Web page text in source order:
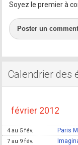
Soyez le premier à
Poster un
Calendrier des
février 2012
4 au 5 fév. Paris
7 au 9 fév.